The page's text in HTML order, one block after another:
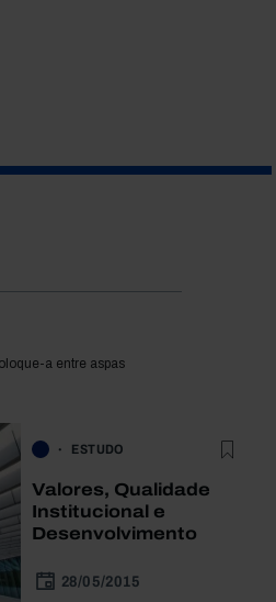
a entre aspas
ESTUDO
Valores, Qualidade
Institucional e
Desenvolvimento
28/05/2015